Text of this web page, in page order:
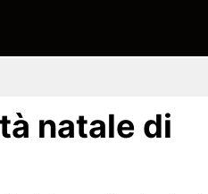
natale di